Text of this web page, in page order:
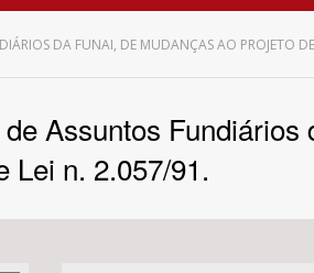
DA FUNAI, DE MUDANÇAS AO PROJETO
Assuntos Fundiários
Lei n. 2.057/91.